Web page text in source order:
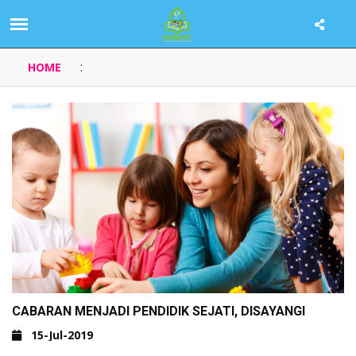
HOME :
CABARAN MENJADI PENDIDIK SEJATI, DISAYANGI
15-Jul-2019